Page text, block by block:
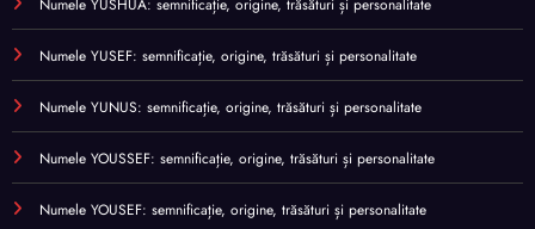
Numele YUSHUA: semnificație, origine, trăsături și personalitate
Numele YUSEF: semnificație, origine, trăsături și personalitate
Numele YUNUS: semnificație, origine, trăsături și personalitate
Numele YOUSSEF: semnificație, origine, trăsături și personalitate
Numele YOUSEF: semnificație, origine, trăsături și personalitate